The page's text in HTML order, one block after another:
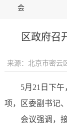
会
区政府召
来源：北京市密云
5月21日下
项，区委副书记
会议强调，